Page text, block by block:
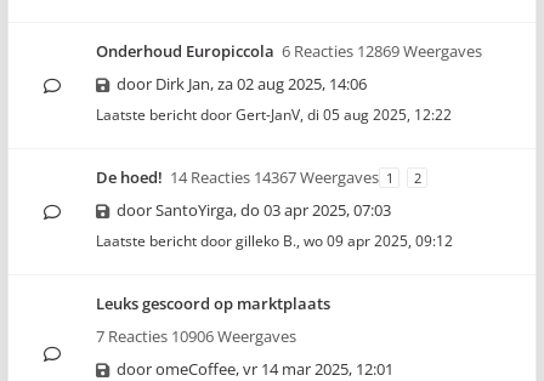
Onderhoud Europiccola 6 Reacties 12869 Weergaves
door Dirk Jan,za 02 aug 2025, 14:06
Laatste bericht doorGert-JanV, di 05 aug 2025, 12:22
De hoed! 14 Reacties 14367 Weergaves 1 2
doorSantoYirga,do 03 apr 2025, 07:03
Laatste bericht doorgilleko B., wo 09 apr 2025, 09:12
Leuks gescoord op marktplaats
7 Reacties 10906 Weergaves
dooromeCoffee,vr 14 mar 2025, 12:01